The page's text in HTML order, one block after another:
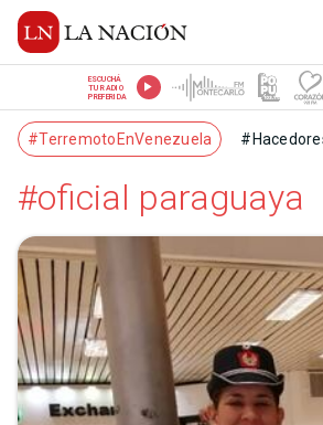
ESCUCHÁ
TU RADIO
PREFERIDA
#TerremotoEnVenezuela
#oficial paraguaya